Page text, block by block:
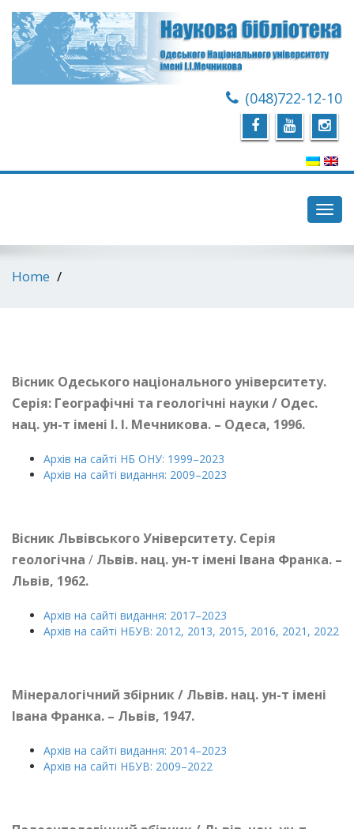
(048)722-12-10
Home
Вісник Одеського національного університету.
Серія: Географічні та геологічні науки / Одес.
нац. ун-т імені І. І. Мечникова. – Одеса, 1996.
Архів на сайті НБ ОНУ: 1999–2023
Архів на сайті видання: 2009–2023
Вісник Львівського Університету. Серія
геологічна / Львів. нац. ун-т імені Івана Франка. –
Львів, 1962.
Архів на сайті видання: 2017–2023
Архів на сайті НБУВ: 2012, 2013, 2015, 2016, 2021, 2022
Мінералогічний збірник / Львів. нац. ун-т імені
Івана Франка. – Львів, 1947.
Архів на сайті видання: 2014–2023
Архів на сайті НБУВ: 2009­–2022